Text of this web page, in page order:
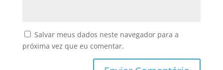
Salvar meus dados neste navegador para a
próxima vez que eu comentar.